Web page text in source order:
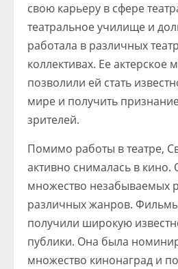
свою карьеру в сфере
театральное училище и
работала в различных
коллективах. Ее актерское
позволили ей стать
мире и получить
зрителей.
Помимо работы в театре,
активно снималась в кино.
множество незабываемых
различных жанров.
получили широкую
публики. Она была
множество кинонаград и